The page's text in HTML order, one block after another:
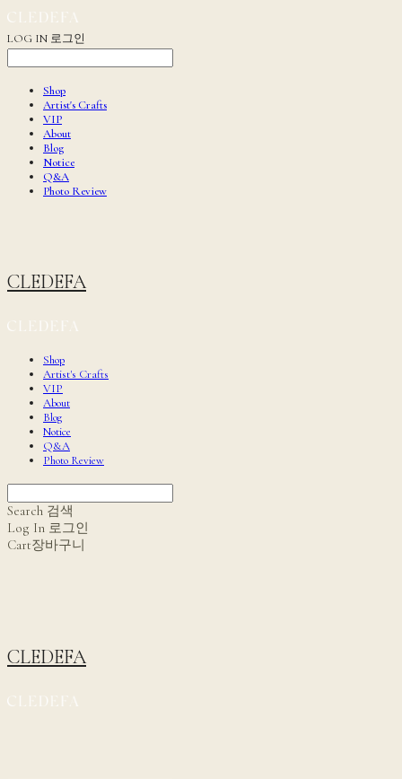
LOG IN 로그인
Shop
Artist's Crafts
VIP
About
Blog
Notice
Q&A
Photo Review
CLEDEFA
Shop
Artist's Crafts
VIP
About
Blog
Notice
Q&A
Photo Review
Search 검색
Log In 로그인
Cart장바구니
CLEDEFA